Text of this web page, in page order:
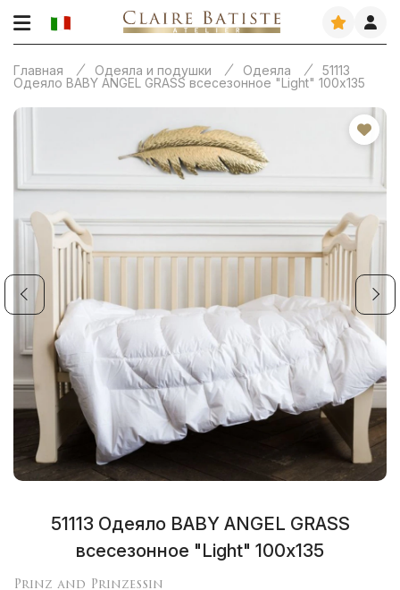
Главная Одеяла и подушки Одеяла
51113
Одеяло BABY ANGEL GRASS всесезонное "Light" 100х135
51113 Одеяло BABY ANGEL GRASS
всесезонное "Light" 100х135
Prinz and Prinzessin